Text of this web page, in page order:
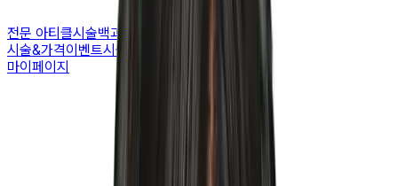
전문 아티클시술백과
시술&가격이벤트시술 예약하기
마이페이지